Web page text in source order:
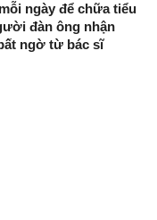
ngày để chữa tiểu
đàn ông nhận
ngờ từ bác sĩ